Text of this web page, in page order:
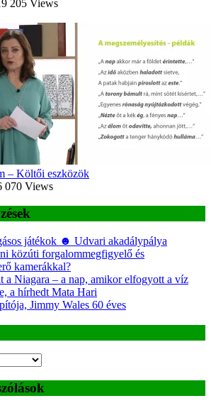
205 Views
– Költői eszközök
070 Views
játékok ☻ Udvari akadálypálya
közúti forgalommegfigyelő és
kamerákkal?
a Niagara – a nap, amikor elfogyott a víz
a hírhedt Mata Hari
Jimmy Wales 60 éves